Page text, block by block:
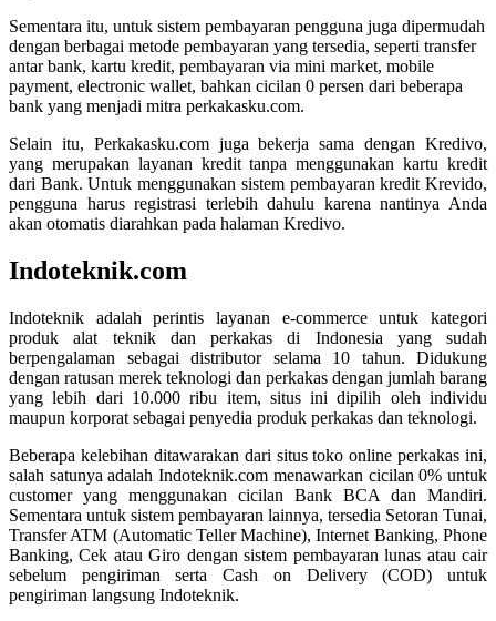
Sementara itu, untuk sistem pembayaran pengguna juga dipermudah
dengan berbagai metode pembayaran yang tersedia, seperti transfer
antar bank, kartu kredit, pembayaran via mini market, mobile
payment, electronic wallet, bahkan cicilan 0 persen dari beberapa
bank yang menjadi mitra perkakasku.com.
Selain itu, Perkakasku.com juga bekerja sama dengan Kredivo,
yang merupakan layanan kredit tanpa menggunakan kartu kredit
dari Bank. Untuk menggunakan sistem pembayaran kredit Krevido,
pengguna harus registrasi terlebih dahulu karena nantinya Anda
akan otomatis diarahkan pada halaman Kredivo.
Indoteknik.com
Indoteknik adalah perintis layanan e-commerce untuk kategori
produk alat teknik dan perkakas di Indonesia yang sudah
berpengalaman sebagai distributor selama 10 tahun. Didukung
dengan ratusan merek teknologi dan perkakas dengan jumlah barang
yang lebih dari 10.000 ribu item, situs ini dipilih oleh individu
maupun korporat sebagai penyedia produk perkakas dan teknologi.
Beberapa kelebihan ditawarakan dari situs toko online perkakas ini,
salah satunya adalah Indoteknik.com menawarkan cicilan 0% untuk
customer yang menggunakan cicilan Bank BCA dan Mandiri.
Sementara untuk sistem pembayaran lainnya, tersedia Setoran Tunai,
Transfer ATM (Automatic Teller Machine), Internet Banking, Phone
Banking, Cek atau Giro dengan sistem pembayaran lunas atau cair
sebelum pengiriman serta Cash on Delivery (COD) untuk
pengiriman langsung Indoteknik.